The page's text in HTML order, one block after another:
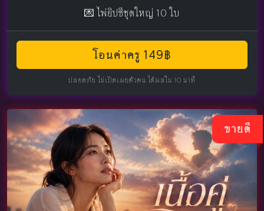
💌 ไพ่ยิปซีชุดใหญ่ 10 ใบ
โอนค่าครู 149฿
ปลอดภัย ไม่เปิดเผยตัวตน ได้ผลใน 10 นาที
ขายดี